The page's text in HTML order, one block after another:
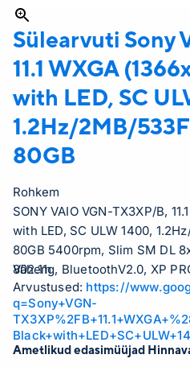
Sülearvuti Sony
11.1 WXGA
with LED, SC
1.2Hz/2MB/
80GB
Rohkem
SONY VAIO VGN-TX3XP/B,
with LED, SC ULW 1400,
80GB 5400rpm, Slim SM DL
802.11g, BluetoothV2.0, XP
DDR2-533/2xUSB2.0/1394/
Vähem
Arvustused: https://
q=Sony+VGN-
Ametlikud edasimüüjad